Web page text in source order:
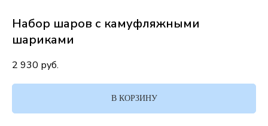
Набор шаров с камуфляжными
шариками
2 930 руб.
В КОРЗИНУ